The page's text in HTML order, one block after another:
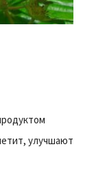
улучшают